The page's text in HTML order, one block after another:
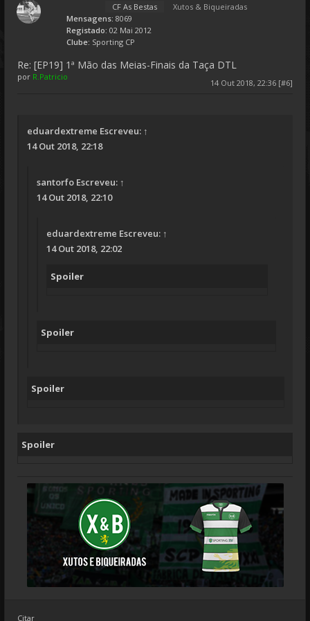
CF As Bestas
Xutos & Biqueiradas
Mensagens: 8069
Registado: 02 Mai 2012
Clube: Sporting CP
Re: [EP19] 1ª Mão das Meias-Finais da Taça DTL
14 Out 2018, 22:36 [#6]
por R.Patricio
eduardextreme Escreveu: ↑
14 Out 2018, 22:18
santorfo Escreveu: ↑
14 Out 2018, 22:10
eduardextreme Escreveu: ↑
14 Out 2018, 22:02
Spoiler
Spoiler
Spoiler
Spoiler
Citar